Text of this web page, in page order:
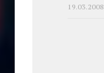
19.03.2008